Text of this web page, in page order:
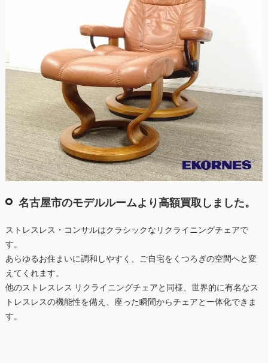
名古屋市のモデルルームより高額買取しました。
ストレスレス・コンサルはクラシックなリクライニングチェアで
す。
あらゆるお住まいに調和しやすく、ご自宅をくつろぎの空間へと変
えてくれます。
他のストレスレス リクライニングチェアと同様、世界的に有名なス
トレスレスの機能性を備え、座った瞬間からチェアと一体化できま
す。